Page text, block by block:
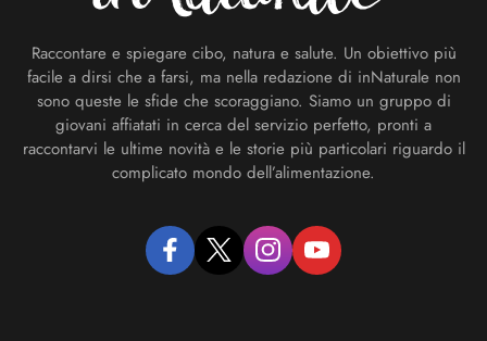
Raccontare e spiegare cibo, natura e salute. Un obiettivo più
facile a dirsi che a farsi, ma nella redazione di inNaturale non
sono queste le sfide che scoraggiano. Siamo un gruppo di
giovani affiatati in cerca del servizio perfetto, pronti a
raccontarvi le ultime novità e le storie più particolari riguardo il
complicato mondo dell’alimentazione.
facebooktwitter instagramyoutube